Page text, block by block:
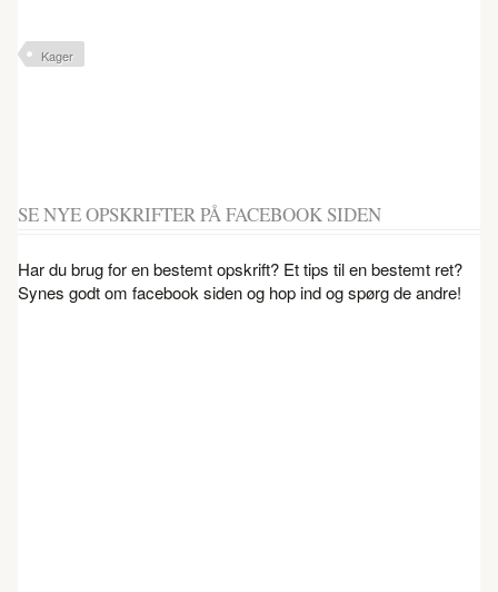
Kager
SE NYE OPSKRIFTER PÅ FACEBOOK SIDEN
Har du brug for en bestemt opskrift? Et tips til en bestemt ret?
Synes godt om facebook siden og hop ind og spørg de andre!